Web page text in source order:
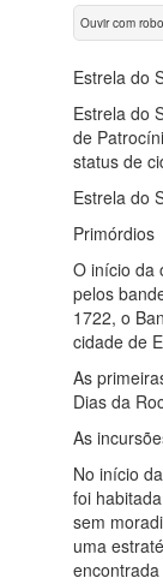
Ouvir com
Estrela do
Estrela do
de
status de
Estrela do
Primórdios
O início da
pelos
1722, o
cidade de
As
Dias da
As
No início
foi
sem
uma